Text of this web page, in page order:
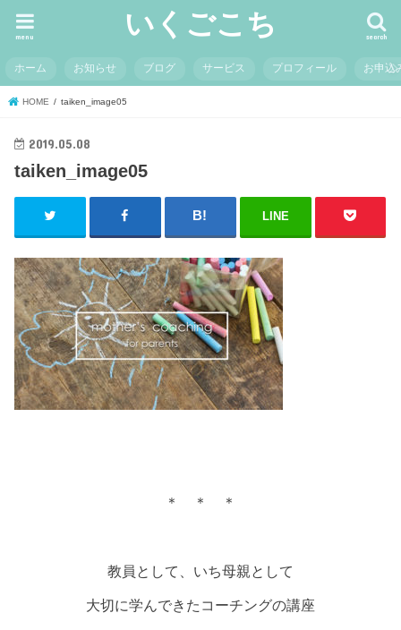
いくごこち search
menu
ホーム お知らせ ブログ サービス プロフィール お申込
HOME taiken_image05
2019.05.08
taiken_image05
LINE
＊ ＊ ＊
教員として、いち母親として
大切に学んできたコーチングの講座